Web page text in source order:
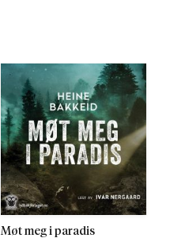
Møt meg i paradis